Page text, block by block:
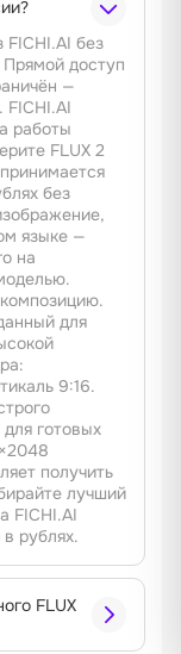
FICHI.AI без
доступ
—
FICHI.AI
работы
FLUX 2
без
языке —
на
для
9:16.
готовых
получить
лучший
FICHI.AI
рублях.
FLUX